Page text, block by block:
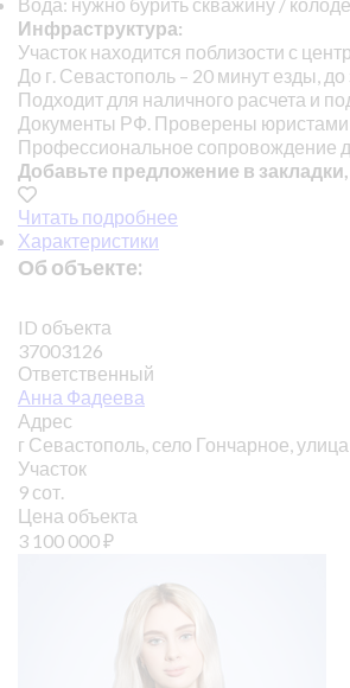
Инфраструктура:
Участок находится поблизости с
До г. Севастополь – 20 минут езды,
Подходит для наличного расчета и
Документы РФ. Проверены юристами
Профессиональное сопровождение
Добавьте предложение в
Читать подробнее
Характеристики
Об объекте:
ID объекта
37003126
Ответственный
Анна Фадеева
Адрес
г Севастополь, село Гончарное,
Участок
9 сот.
Цена объекта
3 100 000₽